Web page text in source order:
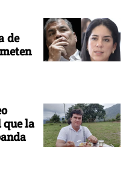
de
que la